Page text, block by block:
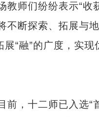
师们纷纷表示“收
断探索、拓展与
“融”的广度，实现
，十二师已入选“